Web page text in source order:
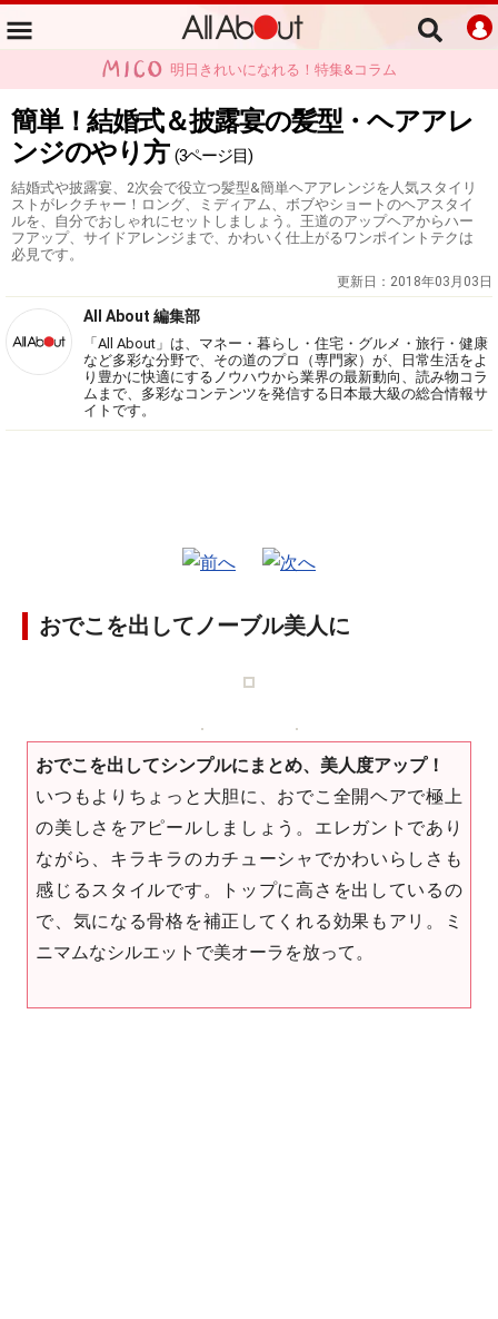
明日きれいになれる！特集&コラム
簡単！結婚式＆披露宴の髪型・ヘアアレ
ンジのやり方 (3ページ目)
結婚式や披露宴、2次会で役立つ髪型&簡単ヘアアレンジを人気スタイリ
ストがレクチャー！ロング、ミディアム、ボブやショートのヘアスタイ
ルを、自分でおしゃれにセットしましょう。王道のアップヘアからハー
フアップ、サイドアレンジまで、かわいく仕上がるワンポイントテクは
必見です。
更新日： 2018年03月03日
All About 編集部
「All About」は、マネー・暮らし・住宅・グルメ・旅行・健康
など多彩な分野で、その道のプロ（専門家）が、日常生活をよ
り豊かに快適にするノウハウから業界の最新動向、読み物コラ
ムまで、多彩なコンテンツを発信する日本最大級の総合情報サ
イトです。
おでこを出してノーブル美人に
おでこを出してシンプルにまとめ、美人度アップ！
いつもよりちょっと大胆に、おでこ全開ヘアで極上
の美しさをアピールしましょう。エレガントであり
ながら、キラキラのカチューシャでかわいらしさも
感じるスタイルです。トップに高さを出しているの
で、気になる骨格を補正してくれる効果もアリ。ミ
ニマムなシルエットで美オーラを放って。